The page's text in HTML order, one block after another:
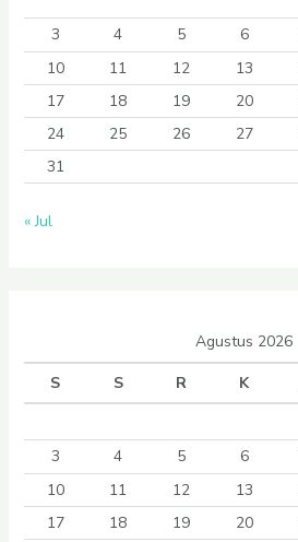
3
4 5 6
10
11 12 13
17
18 19 20
24
25 26 27
31
« Jul
Agustus 2026
S
S R K
3
4 5 6
10
11 12 13
17
18 19 20